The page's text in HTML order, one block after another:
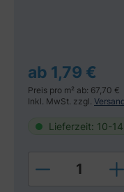
ab 1,79 €
Preis pro m² ab: 67,70 €
Inkl. MwSt. zzgl.
Lieferzeit: 10-
Produkt